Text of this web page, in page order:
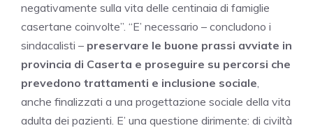
negativamente sulla vita delle centinaia di famiglie
casertane coinvolte”. “E’ necessario – concludono i
sindacalisti – preservare le buone prassi avviate in
provincia di Caserta e proseguire su percorsi che
prevedono trattamenti e inclusione sociale,
anche finalizzati a una progettazione sociale della vita
adulta dei pazienti. E’ una questione dirimente: di civiltà